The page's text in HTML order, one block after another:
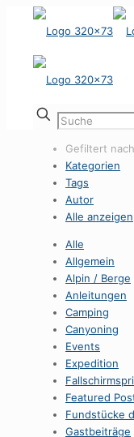
Gefiltert nach
Kategorien
Tags
Autor
Alle anzeigen
Alle
Allgemein
Alpin / Berge
Anleitungen
Camping
Canyoning
Events
Expedition
Featured
Fundstücke
Gastbeiträge